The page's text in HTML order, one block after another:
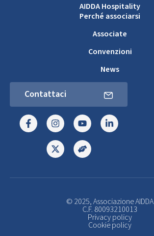
AIDDA Hospitality
Perché associarsi
Associate
Convenzioni
News
Contattaci
© 2025, Associazione AIDDA
C.F. 80093210013
Privacy policy
Cookie policy